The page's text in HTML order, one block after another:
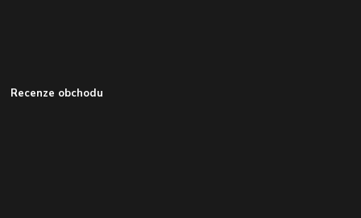
Recenze obchodu